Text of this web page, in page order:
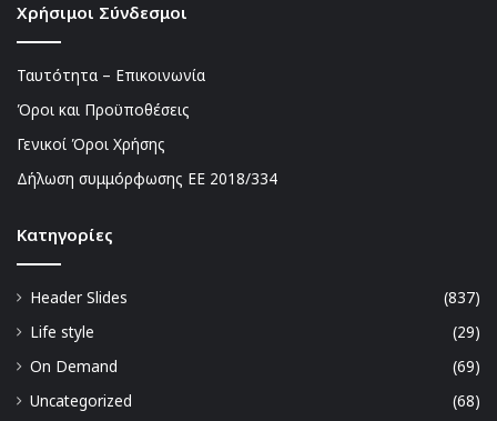
Χρήσιμοι Σύνδεσμοι
Ταυτότητα – Επικοινωνία
Όροι και Προϋποθέσεις
Γενικοί Όροι Χρήσης
Δήλωση συμμόρφωσης ΕΕ 2018/334
Kατηγορίες
Header Slides
(837)
Life style
(29)
On Demand
(69)
Uncategorized
(68)